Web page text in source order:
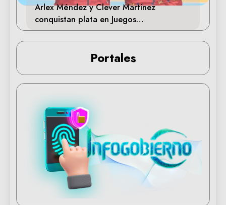
Arlex Méndez y Clever Martínez
conquistan plata en Juegos
Centroamericanos 2026
Portales